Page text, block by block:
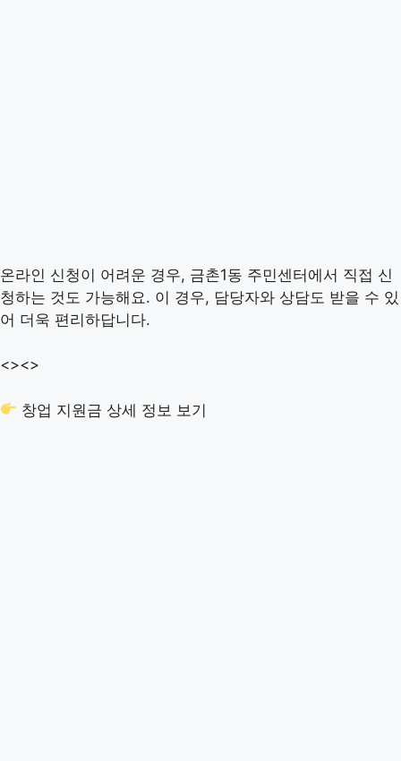
온라인 신청이 어려운 경우, 금촌1동 주민센터에서 직접 신
청하는 것도 가능해요. 이 경우, 담당자와 상담도 받을 수 있
어 더욱 편리하답니다.
<><>
창업 지원금 상세 정보 보기